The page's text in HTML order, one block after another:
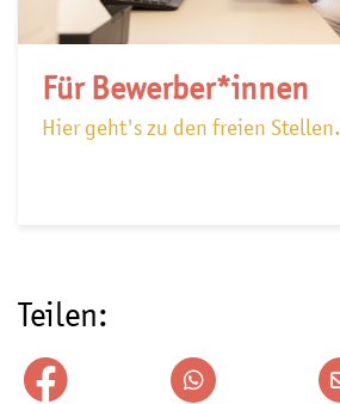
Für Bewerber*innen
Hier geht's zu den freien Stellen.
Teilen: